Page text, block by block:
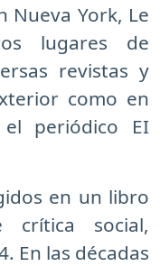
Nueva York, Le
lugares de
revistas y
como en
periódico EI
en un libro
crítica social,
En las décadas